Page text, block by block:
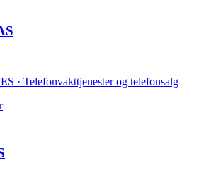
· Telefonvakttjenester og telefonsalg